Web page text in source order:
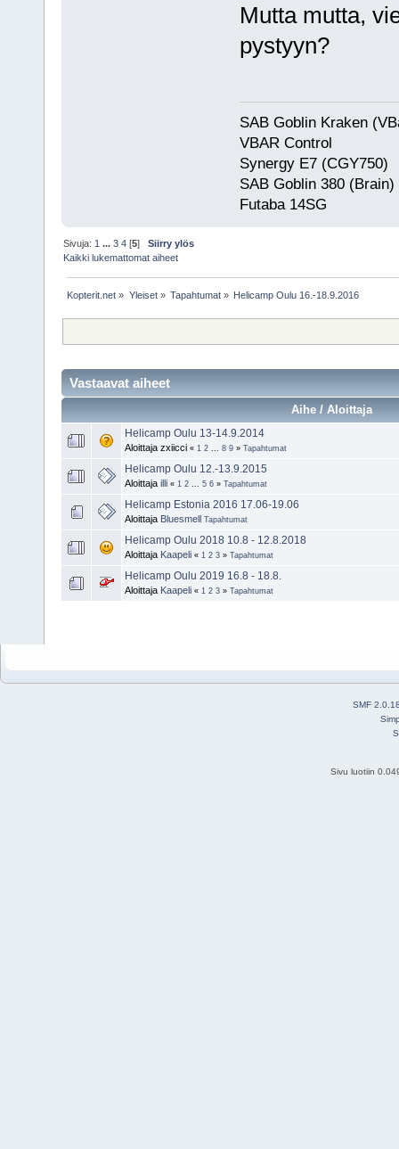
Mutta mutta,
pystyyn?
SAB Goblin Kraken
VBAR Control
Synergy E7 (CGY750)
SAB Goblin 380 (Brain)
Futaba
Sivuja: 1 ...3 4 [5]Siirry ylös
Kaikki lukemattomat aiheet
Kopterit.net » Yleiset» Tapahtumat» Helicamp Oulu 16.-18.9.2016
Vastaavat aiheet
Aihe / Aloittaja
Helicamp Oulu 13-14.9.2014
Aloittaja zxiicci « 1 2 ... 8 9 » Tapahtumat
Helicamp Oulu 12.-13.9.2015
Aloittaja illi « 1 2 ... 5 6 » Tapahtumat
Helicamp Estonia 2016 17.06-19.06
Aloittaja Bluesmell Tapahtumat
Helicamp Oulu 2018 10.8 - 12.8.2018
Aloittaja Kaapeli « 1 2 3 » Tapahtumat
Helicamp Oulu 2019 16.8 - 18.8.
Aloittaja Kaapeli « 1 2 3 » Tapahtumat
SMF
Sivu luotiin